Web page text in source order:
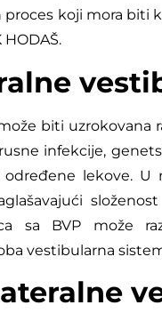
koji mora biti
HODAŠ.
biti uzrokovana
infekcije,
lekove. U
sa BVP može
vestibularna